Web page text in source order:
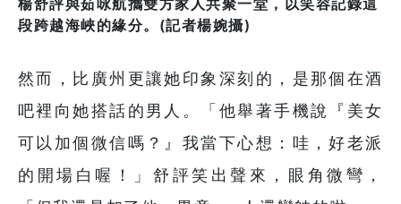
段跨越海峽的緣分。(記者楊婉攝)
然而，比廣州更讓她印象深刻的，是那個在酒
吧裡向她搭話的男人。「他舉著手機說『美女
可以加個微信嗎？』我當下心想：哇，好老派
的開場白喔！」舒評笑出聲來，眼角微彎，